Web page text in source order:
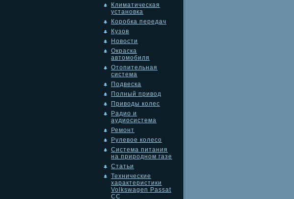
Климатическая
установка
Коробка передач
Кузов
Новости
Окраска
автомобиля
Отопительная
система
Подвеска
Полный привод
Приводы колес
Радио и
аудиосистема
Ремонт
Рулевое колесо
Система питания
на природном газе
Статьи
Технические
характеристики
Volkswagen Passat
CC